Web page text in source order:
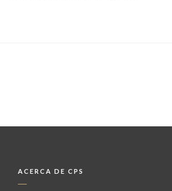
ACERCA DE CPS